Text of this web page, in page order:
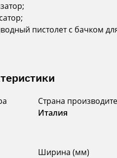
пистолет с бачком
Страна
Италия
Ширина (мм)